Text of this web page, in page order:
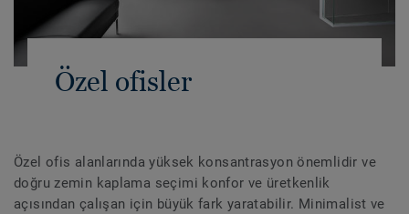
Özel ofisler
Özel ofis alanlarında yüksek konsantrasyon önemlidir ve
doğru zemin kaplama seçimi konfor ve üretkenlik
açısından çalışan için büyük fark yaratabilir. Minimalist ve